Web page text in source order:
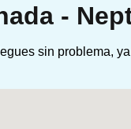
-
sin problema,